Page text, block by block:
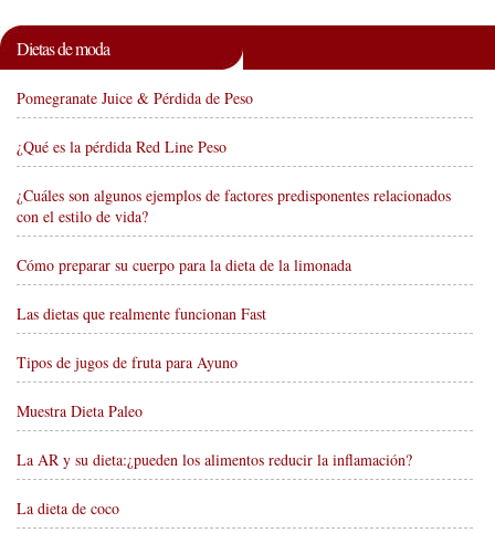
Dietas de moda
Pomegranate Juice & Pérdida de Peso
¿Qué es la pérdida Red Line Peso
¿Cuáles son algunos ejemplos de factores predisponentes relacionados
con el estilo de vida?
Cómo preparar su cuerpo para la dieta de la limonada
Las dietas que realmente funcionan Fast
Tipos de jugos de fruta para Ayuno
Muestra Dieta Paleo
La AR y su dieta:¿pueden los alimentos reducir la inflamación?
La dieta de coco